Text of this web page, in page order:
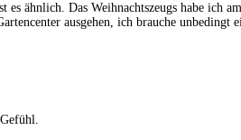
ähnlich. Das Weihnachtszeugs habe ich
ausgehen, ich brauche unbedingt